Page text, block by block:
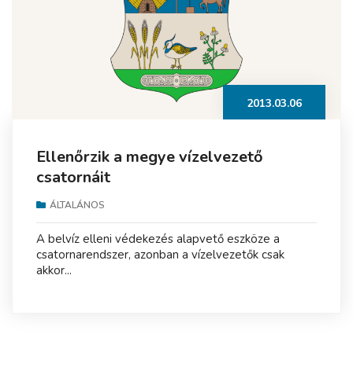
2013.03.06
Ellenőrzik a megye vízelvezető
csatornáit
ÁLTALÁNOS
A belvíz elleni védekezés alapvető eszköze a
csatornarendszer, azonban a vízelvezetők csak
akkor...